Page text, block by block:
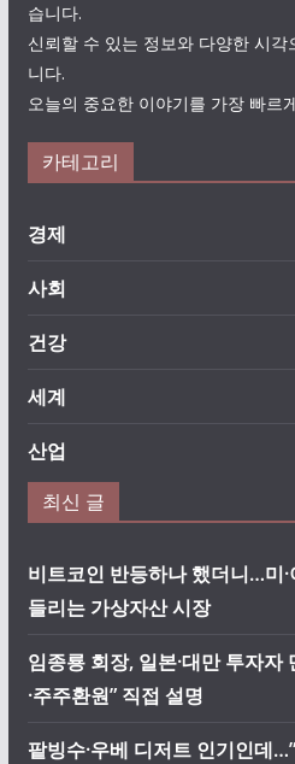
습니다.
신뢰할 수 있는 정보와 다양한 시
니다.
오늘의 중요한 이야기를 가장 빠르
카테고리
경제
사회
건강
세계
산업
최신 글
비트코인 반등하나 했더니…미
들리는 가상자산 시장
임종룡 회장, 일본·대만 투자
·주주환원” 직접 설명
팥빙수·우베 디저트 인기인데